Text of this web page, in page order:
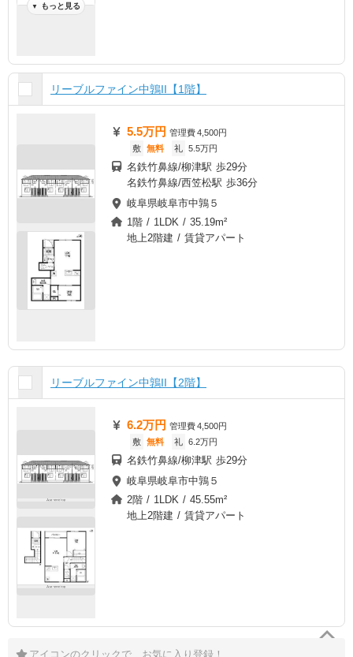
▼ もっと見る
リーブルファイン中鶉II【1階】
5.5万円 管理費4,500円
敷 無料 礼 5.5万円
名鉄竹鼻線/柳津駅 歩29分
名鉄竹鼻線/西笠松駅 歩36分
岐阜県岐阜市中鶉５
1階 / 1LDK / 35.19m²
地上2階建 / 賃貸アパート
リーブルファイン中鶉II【2階】
6.2万円 管理費4,500円
敷 無料 礼 6.2万円
名鉄竹鼻線/柳津駅 歩29分
岐阜県岐阜市中鶉５
2階 / 1LDK / 45.55m²
地上2階建 / 賃貸アパート
アイコンのクリックで、お気に入り登録！